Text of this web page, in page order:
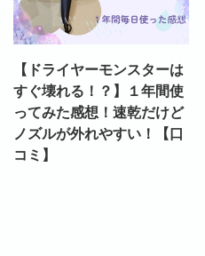
【ドライヤーモンスターは
すぐ壊れる！？】１年間使
ってみた感想！速乾だけど
ノズルが外れやすい！【口
コミ】